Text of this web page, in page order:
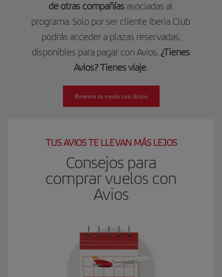
de otras compañías asociadas al
programa. Solo por ser cliente Iberia Club
podrás acceder a plazas reservadas,
disponibles para pagar con Avios. ¿Tienes
Avios? Tienes viaje.
Reserva tu vuelo con Avios
TUS AVIOS TE LLEVAN MÁS LEJOS
Consejos para
comprar vuelos con
Avios